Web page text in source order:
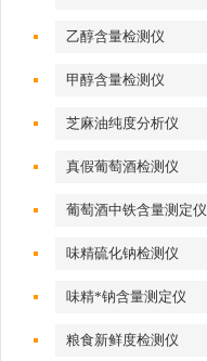
乙醇含量检测仪
甲醇含量检测仪
芝麻油纯度分析仪
真假葡萄酒检测仪
葡萄酒中铁含量测定仪
味精硫化钠检测仪
味精*钠含量测定仪
粮食新鲜度检测仪